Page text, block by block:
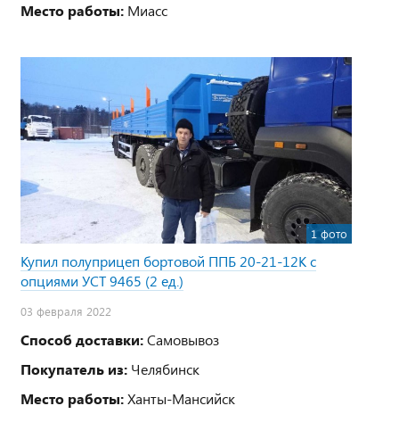
Место работы: Миасс
1 фото
Купил полуприцеп бортовой ППБ 20-21-12К с
опциями УСТ 9465 (2 ед.)
03 февраля 2022
Способ доставки:Самовывоз
Покупатель из: Челябинск
Место работы:Ханты-Мансийск